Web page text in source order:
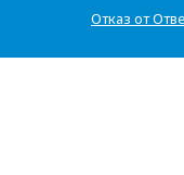
Отказ от